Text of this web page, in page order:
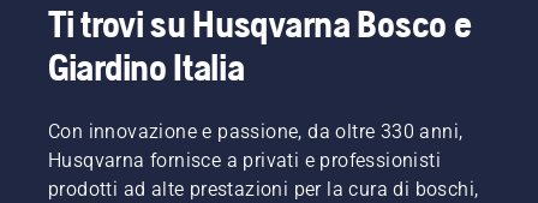
Ti trovi su Husqvarna Bosco e
Giardino Italia
Con innovazione e passione, da oltre 330 anni,
Husqvarna fornisce a privati e professionisti
prodotti ad alte prestazioni per la cura di boschi,